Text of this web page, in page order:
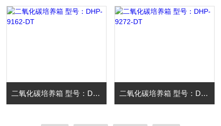
二氧化碳培养箱 型号：DHP-9162-DT 二氧化碳培养箱 型号：DHP-9272-DT